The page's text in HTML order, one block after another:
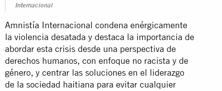
Internacional
Amnistía Internacional condena enérgicamente
la violencia desatada y destaca la importancia de
abordar esta crisis desde una perspectiva de
derechos humanos, con enfoque no racista y de
género, y centrar las soluciones en el liderazgo
de la sociedad haitiana para evitar cualquier